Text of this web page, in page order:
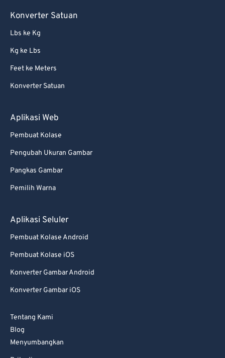
Konverter Satuan
Lbs ke Kg
Kg ke Lbs
Feet ke Meters
Konverter Satuan
Aplikasi Web
Pembuat Kolase
Pengubah Ukuran Gambar
Pangkas Gambar
Pemilih Warna
Aplikasi Seluler
Pembuat Kolase Android
Pembuat Kolase iOS
Konverter Gambar Android
Konverter Gambar iOS
Tentang Kami
Blog
Menyumbangkan